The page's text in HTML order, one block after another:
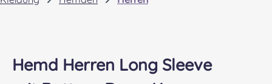
Hemd Herren Long Sleeve